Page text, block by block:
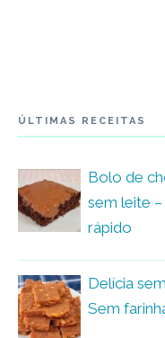
ÚLTIMAS RECEITAS
Bolo de
sem leite
rápido
Delícia
Sem